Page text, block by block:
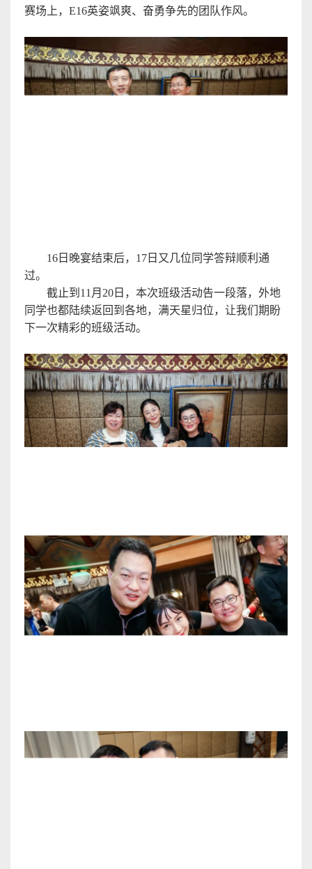
赛场上， E16英姿飒爽、奋勇争先的团队作风。
16 日晚宴结束后， 17 日又几位同学答辩顺利通
过。
截止到 11 月 20 日，本次班级活动告一段落，外地
同学也都陆续返回到各地，满天星归位，让我们期盼
下一次精彩的班级活动。